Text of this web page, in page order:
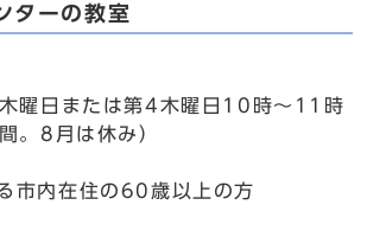
ターの教室
曜日または第4木曜日10時～11時
。8月は休み）
市内在住の60歳以上の方